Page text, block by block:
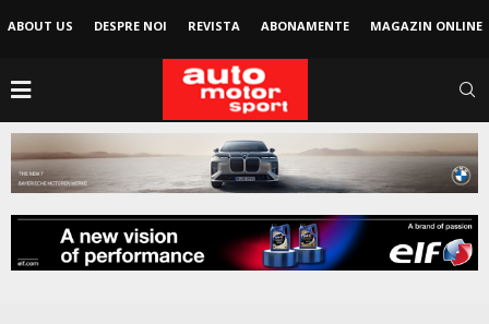
ABOUT US DESPRE NOI REVISTA ABONAMENTE MAGAZIN ONLINE